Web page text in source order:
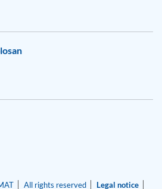
All rights reserved Legal notice